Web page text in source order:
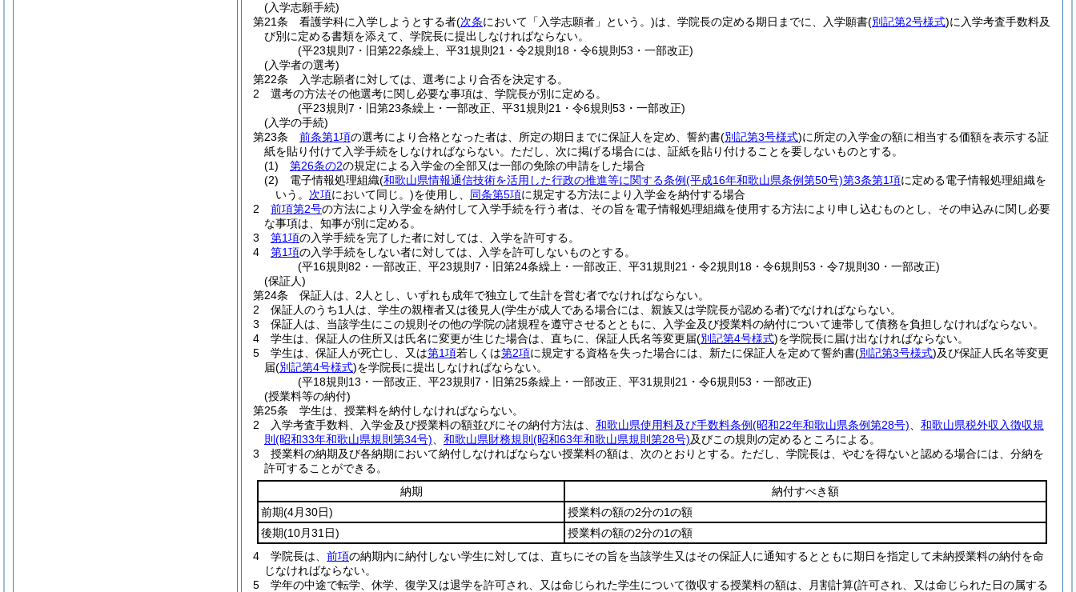
(入学志願手続)
第21条
看護学科に入学しようとする者(次条において「入学志願者」という。)は、学院長の定める期日までに、入学願書(別記第2号様式)に入学考査手数料及
び別に定める書類を添えて、学院長に提出しなければならない。
(平23規則7・旧第22条繰上、平31規則21・令2規則18・令6規則53・一部改正)
(入学者の選考)
第22条
入学志願者に対しては、選考により合否を決定する。
2
選考の方法その他選考に関し必要な事項は、学院長が別に定める。
(平23規則7・旧第23条繰上・一部改正、平31規則21・令6規則53・一部改正)
(入学の手続)
第23条
前条第1項の選考により合格となった者は、所定の期日までに保証人を定め、誓約書(別記第3号様式)に所定の入学金の額に相当する価額を表示する証
紙を貼り付けて入学手続をしなければならない。 ただし、次に掲げる場合には、証紙を貼り付けることを要しないものとする。
(1)
第26条の2の規定による入学金の全部又は一部の免除の申請をした場合
(2)
電子情報処理組織(和歌山県情報通信技術を活用した行政の推進等に関する条例(平成16年和歌山県条例第50号)第3条第1項に定める電子情報処理組織を
いう。 次項において同じ。)を使用し、 同条第5項に規定する方法により入学金を納付する場合
2
前項第2号の方法により入学金を納付して入学手続を行う者は、その旨を電子情報処理組織を使用する方法により申し込むものとし、その申込みに関し必要
な事項は、知事が別に定める。
3
第1項の入学手続を完了した者に対しては、入学を許可する。
4
第1項の入学手続をしない者に対しては、入学を許可しないものとする。
(平16規則82・一部改正、平23規則7・旧第24条繰上・一部改正、平31規則21・令2規則18・令6規則53・令7規則30・一部改正)
(保証人)
第24条
保証人は、2人とし、いずれも成年で独立して生計を営む者でなければならない。
2
保証人のうち1人は、学生の親権者又は後見人(学生が成人である場合には、親族又は学院長が認める者)でなければならない。
3
保証人は、当該学生にこの規則その他の学院の諸規程を遵守させるとともに、入学金及び授業料の納付について連帯して債務を負担しなければならない。
4
学生は、保証人の住所又は氏名に変更が生じた場合は、直ちに、保証人氏名等変更届(別記第4号様式)を学院長に届け出なければならない。
5
学生は、保証人が死亡し、又は第1項若しくは第2項に規定する資格を失った場合には、新たに保証人を定めて誓約書(別記第3号様式)及び保証人氏名等変更
届(別記第4号様式)を学院長に提出しなければならない。
(平18規則13・一部改正、平23規則7・旧第25条繰上・一部改正、平31規則21・令6規則53・一部改正)
(授業料等の納付)
第25条
学生は、授業料を納付しなければならない。
2
入学考査手数料、入学金及び授業料の額並びにその納付方法は、 和歌山県使用料及び手数料条例(昭和22年和歌山県条例第28号)
和歌山県税外収入徴収規
則 (昭和33年和歌山県規則第34号) 和歌山県財務規則 (昭和63年和歌山県規則第28号)及びこの規則の定めるところによる。
3
授業料の納期及び各納期において納付しなければならない授業料の額は、次のとおりとする。 ただし、学院長は、やむを得ないと認める場合には、分納を
許可することができる。
納期
納付すべき額
前期(4月30日)
授業料の額の2分の1の額
後期(10月31日)
授業料の額の2分の1の額
4
学院長は、 前項の納期内に納付しない学生に対しては、直ちにその旨を当該学生又はその保証人に通知するとともに期日を指定して未納授業料の納付を命
じなければならない。
5
学年の中途で転学、休学、復学又は退学を許可され、又は命じられた学生について徴収する授業料の額は、月割計算(許可され、又は命じられた日の属する